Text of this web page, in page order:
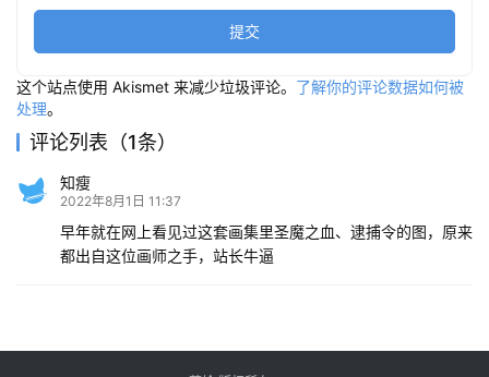
提交
这个站点使用 Akismet 来减少垃圾评论。 了解你的评论数据如何被
处理。
评论列表（1条）
知瘦
2022年8月1日 11:37
早年就在网上看见过这套画集里圣魔之血、逮捕令的图，原来
都出自这位画师之手，站长牛逼